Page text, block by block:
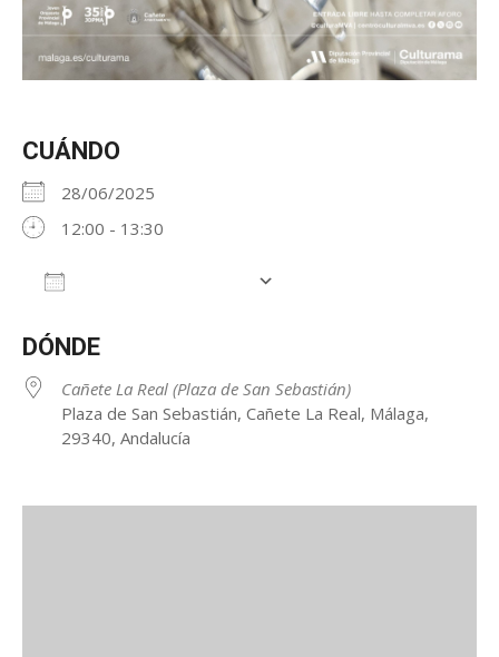
CUÁNDO
28/06/2025
12:00 - 13:30
DÓNDE
Cañete La Real (Plaza de San Sebastián)
Plaza de San Sebastián, Cañete La Real, Málaga,
29340, Andalucía